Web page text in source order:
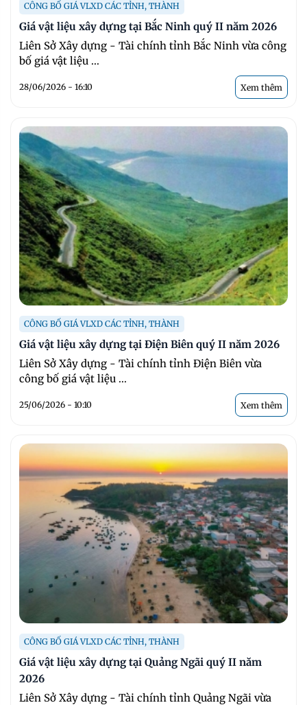
CÔNG BỐ GIÁ VLXD CÁC TỈNH, THÀNH
Giá vật liệu xây dựng tại Bắc Ninh quý II năm 2026
Liên Sở Xây dựng - Tài chính tỉnh Bắc Ninh vừa công
bố giá vật liệu ...
28/06/2026 - 16:10 Xem thêm
CÔNG BỐ GIÁ VLXD CÁC TỈNH, THÀNH
Giá vật liệu xây dựng tại Điện Biên quý II năm 2026
Liên Sở Xây dựng - Tài chính tỉnh Điện Biên vừa
công bố giá vật liệu ...
25/06/2026 - 10:10 Xem thêm
CÔNG BỐ GIÁ VLXD CÁC TỈNH, THÀNH
Giá vật liệu xây dựng tại Quảng Ngãi quý II năm
2026
Liên Sở Xây dựng - Tài chính tỉnh Quảng Ngãi vừa